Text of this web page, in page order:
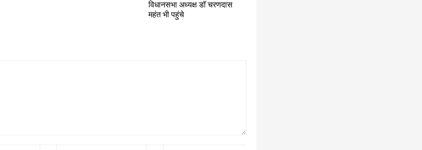
विधानसभा अध्यक्ष डॉ चरणदास
महंत भी पहुंचे